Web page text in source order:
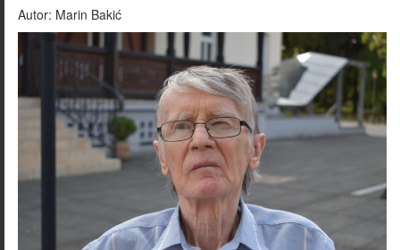
Autor: Marin Bakić